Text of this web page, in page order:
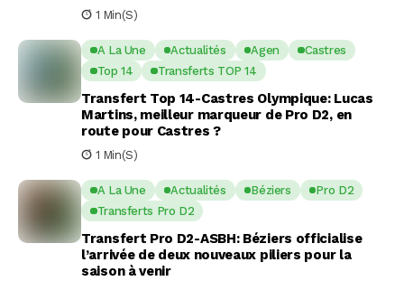
1 Min(s)
A La Une Actualités Agen
Castres
Top 14
Transferts TOP 14
Transfert Top 14-Castres Olympique: Lucas
Martins, meilleur marqueur de Pro D2, en
route pour Castres ?
1 Min(s)
A La Une Actualités Béziers
Pro D2
Transferts Pro D2
Transfert Pro D2-ASBH: Béziers officialise
l’arrivée de deux nouveaux piliers pour la
saison à venir